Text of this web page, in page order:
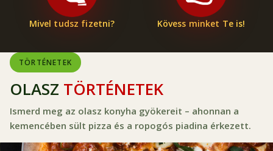
Mivel tudsz fizetni? Kövess minket Te is!
TÖRTÉNETEK
OLASZ TÖRTÉNETEK
Ismerd meg az olasz konyha gyökereit – ahonnan a
kemencében sült pizza és a ropogós piadina érkezett.